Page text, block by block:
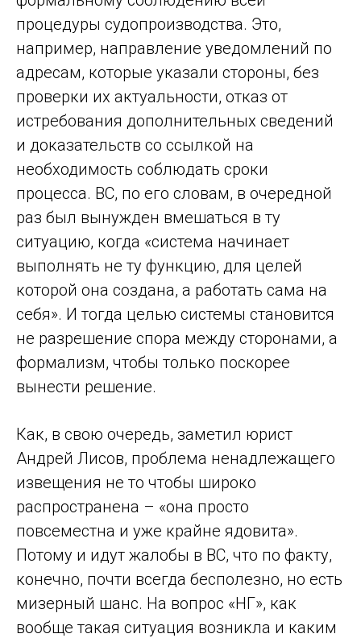
процедуры судопроизводства. Это,
например, направление уведомлений по
адресам, которые указали стороны, без
проверки их актуальности, отказ от
истребования дополнительных сведений
и доказательств со ссылкой на
необходимость соблюдать сроки
процесса. ВС, по его словам, в очередной
раз был вынужден вмешаться в ту
ситуацию, когда «система начинает
выполнять не ту функцию, для целей
которой она создана, а работать сама на
себя». И тогда целью системы становится
не разрешение спора между сторонами, а
формализм, чтобы только поскорее
вынести решение.
Как, в свою очередь, заметил юрист
Андрей Лисов, проблема ненадлежащего
извещения не то чтобы широко
распространена – «она просто
повсеместна и уже крайне ядовита».
Потому и идут жалобы в ВС, что по факту,
конечно, почти всегда бесполезно, но есть
мизерный шанс. На вопрос «НГ», как
вообще такая ситуация возникла и каким